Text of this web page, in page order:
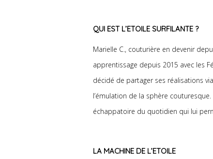
QUI EST L’ETOILE SURFILANTE ?
Marielle C., couturière en devenir
apprentissage depuis 2015 avec les
décidé de partager ses réalisations
l’émulation de la sphère
échappatoire du quotidien qui lui
LA MACHINE DE L’ETOILE